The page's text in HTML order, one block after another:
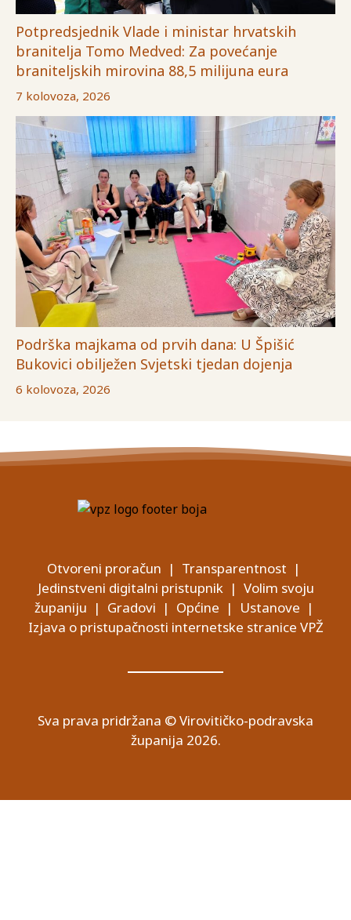
Potpredsjednik Vlade i ministar hrvatskih
branitelja Tomo Medved: Za povećanje
braniteljskih mirovina 88,5 milijuna eura
7 kolovoza, 2026
Podrška majkama od prvih dana: U Špišić
Bukovici obilježen Svjetski tjedan dojenja
6 kolovoza, 2026
Otvoreni proračun | Transparentnost |
Jedinstveni digitalni pristupnik| Volim svoju
županiju | Gradovi | Općine | Ustanove |
Izjava o pristupačnosti internetske stranice VPŽ
Sva prava pridržana © Virovitičko-podravska
županija 2026.